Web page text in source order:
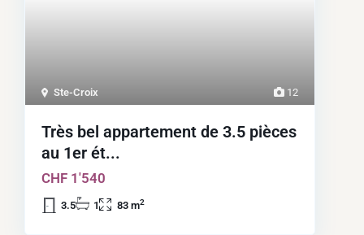
12
Ste-Croix
Très bel appartement de 3.5 pièces
au 1er ét...
CHF 1'540
3.5 1 83 m2